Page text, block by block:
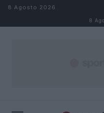
Salta al contenuto
8 Agosto 2026
8